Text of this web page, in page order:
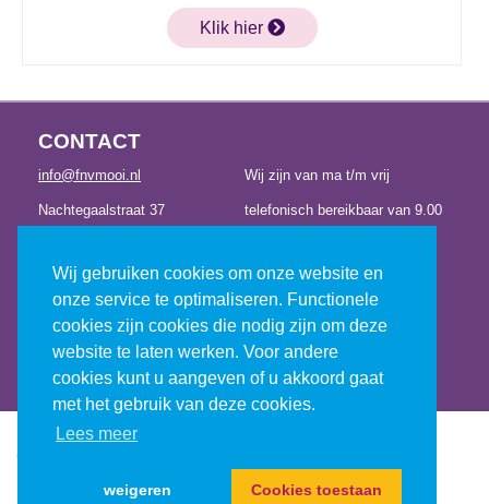
Wij gebruiken cookies om onze website en
onze service te optimaliseren. Functionele
cookies zijn cookies die nodig zijn om deze
website te laten werken. Voor andere
cookies kunt u aangeven of u akkoord gaat
met het gebruik van deze cookies.
Lees meer
weigeren Cookies toestaan
Klik hier
CONTACT
info@fnvmooi.nl
Nachtegaalstraat 37
030 – 23 14 221
Wij zijn van ma t/m vrij
telefonisch bereikbaar van 9.00
17.00 uur
CONTACT
Ⓒ2026 fnv mooi
cookies -disclaimer -opzeggen